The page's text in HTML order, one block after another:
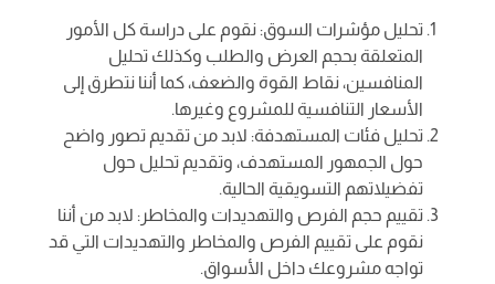
تحليل مؤشرات السوق: نقوم على دراسة كل الأمور
المتعلقة بحجم العرض والطلب وكذلك تحليل
المنافسين، نقاط القوة والضعف، كما أننا نتطرق إلى
الأسعار التنافسية للمشروع وغيرها.
تحليل فئات المستهدفة: لابد من تقديم تصور واضح
حول الجمهور المستهدف، وتقديم تحليل حول
تفضيلاتهم التسويقية الحالية.
تقييم حجم الفرص والتهديدات والمخاطر: لابد من أننا
نقوم على تقييم الفرص والمخاطر والتهديدات التي قد
تواجه مشروعك داخل الأسواق.